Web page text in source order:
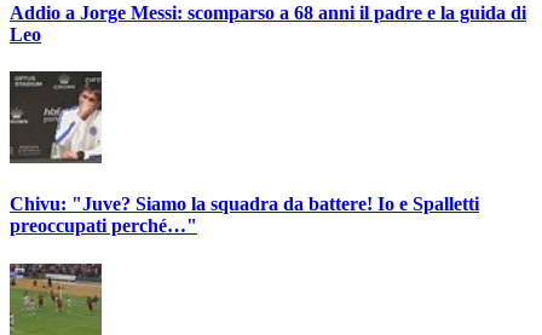
Addio a Jorge Messi: scomparso a 68 anni il padre e la guida di
Leo
Chivu: "Juve? Siamo la squadra da battere! Io e Spalletti
preoccupati perché…"